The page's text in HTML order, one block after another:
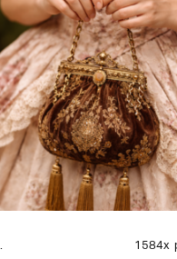
1584x